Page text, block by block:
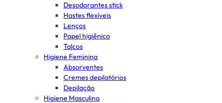
Desodorantes stick
Hastes flexíveis
Lenços
Papel higiênico
Talcos
Higiene Feminina
Absorventes
Cremes depilatórios
Depilação
Higiene Masculina